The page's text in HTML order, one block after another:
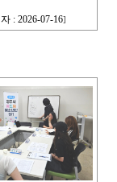
: 2026-07-16]